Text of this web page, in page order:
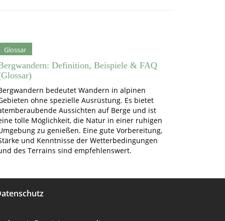
Glossar
Definition, Beispiele & FAQ
bedeutet Wandern in alpinen
ohne spezielle Ausrüstung. Es bietet
Aussichten auf Berge und ist
tolle Möglichkeit, die Natur in einer ruhigen
zu genießen. Eine gute Vorbereitung,
und Kenntnisse der Wetterbedingungen
des Terrains sind empfehlenswert.